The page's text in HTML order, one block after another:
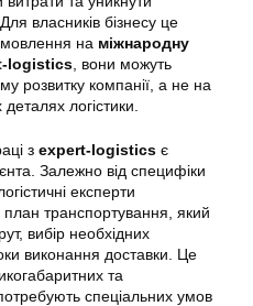
власників бізнесу це
на міжнародну
logistics , вони можуть
розвитку компанії, а не на
логістики.
з expert-logistics є
Залежно від специфіки
експерти
план транспортування, який
вибір необхідних
виконання доставки. Це
та
спеціальних умов